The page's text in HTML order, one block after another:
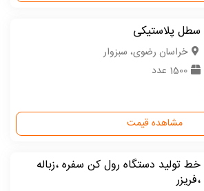
سطل پلاستیکی
خراسان رضوی، سبزوار
1500 عدد
مشاهده قیمت
خط تولید دستگاه رول کن سفره ،زباله
،فریزر